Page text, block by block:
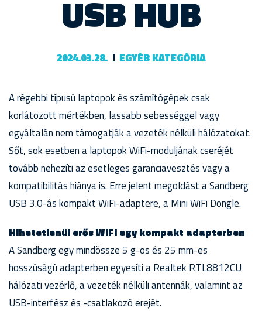
USB HUB
2024.03.28. EGYÉB KATEGÓRIA
A régebbi típusú laptopok és számítógépek csak
korlátozott mértékben, lassabb sebességgel vagy
egyáltalán nem támogatják a vezeték nélküli hálózatokat.
Sőt, sok esetben a laptopok WiFi-moduljának cseréjét
tovább nehezíti az esetleges garanciavesztés vagy a
kompatibilitás hiánya is. Erre jelent megoldást a Sandberg
USB 3.0-ás kompakt WiFi-adaptere, a Mini WiFi Dongle.
Hihetetlenül erős WiFi egy kompakt adapterben
A Sandberg egy mindössze 5 g-os és 25 mm-es
hosszúságú adapterben egyesíti a Realtek RTL8812CU
hálózati vezérlő, a vezeték nélküli antennák, valamint az
USB-interfész és -csatlakozó erejét.